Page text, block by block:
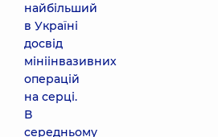
найбільший
в Україні
досвід
мініінвазивних
операцій
на серці.
В
середньому